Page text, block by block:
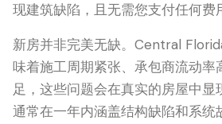
现建筑缺陷，且无需您支付任何费
新房并非完美无缺。Central
味着施工周期紧张、承包商流动率
足，这些问题会在真实的房屋中显
通常在一年内涵盖结构缺陷和系统